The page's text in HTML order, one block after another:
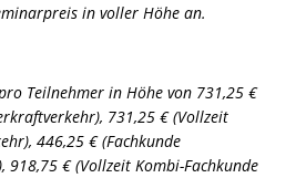
in voller Höhe an.
Teilnehmer in Höhe von 731,25 €
731,25 € (Vollzeit
446,25 € (Fachkunde
918,75 € (Vollzeit Kombi-Fachkunde